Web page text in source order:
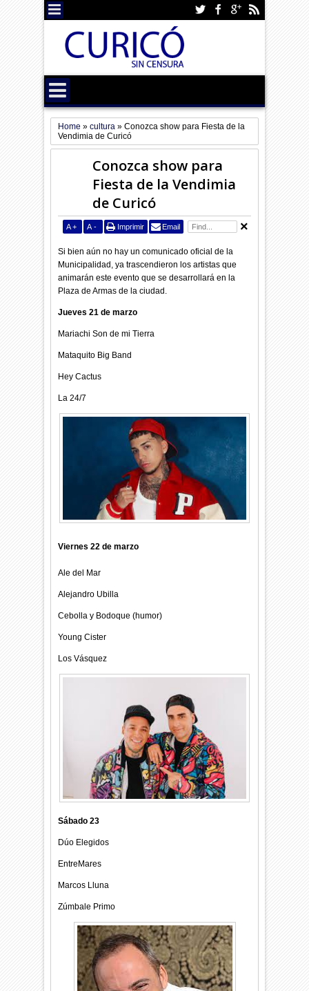
Home »cultura »Conozca show para Fiesta de la
Vendimia de Curicó
Conozca show para
Fiesta de la Vendimia
de Curicó
A + A - Imprimir Email
Si bien aún no hay un comunicado oficial de la
Municipalidad, ya trascendieron los artistas que
animarán este evento que se desarrollará en la
Plaza de Armas de la ciudad.
Jueves 21 de marzo
Mariachi Son de mi Tierra
Mataquito Big Band
Hey Cactus
La 24/7
Viernes 22 de marzo
Ale del Mar
Alejandro Ubilla
Cebolla y Bodoque (humor)
Young Cister
Los Vásquez
Sábado 23
Dúo Elegidos
EntreMares
Marcos Lluna
Zúmbale Primo